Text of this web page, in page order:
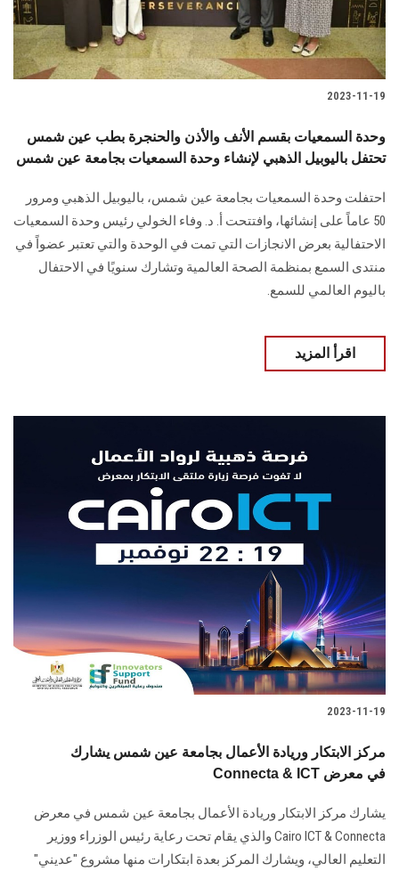
2023-11-19
وحدة السمعيات بقسم الأنف والأذن والحنجرة بطب عين شمس
تحتفل باليوبيل الذهبي لإنشاء وحدة السمعيات بجامعة عين شمس
احتفلت وحدة السمعيات بجامعة عين شمس، باليوبيل الذهبي ومرور
50 عاماً على إنشائها، وافتتحت أ. د. وفاء الخولي رئيس وحدة السمعيات
الاحتفالية بعرض الانجازات التي تمت في الوحدة والتي تعتبر عضواً في
منتدى السمع بمنظمة الصحة العالمية وتشارك سنويًا في الاحتفال
باليوم العالمي للسمع.
اقرأ المزيد
2023-11-19
مركز الابتكار وريادة الأعمال بجامعة عين شمس يشارك
Connecta & ICT في معرض
يشارك مركز الابتكار وريادة الأعمال بجامعة عين شمس في معرض
Cairo ICT & Connecta والذي يقام تحت رعاية رئيس الوزراء ووزير
التعليم العالي، ويشارك المركز بعدة ابتكارات منها مشروع "عديني"